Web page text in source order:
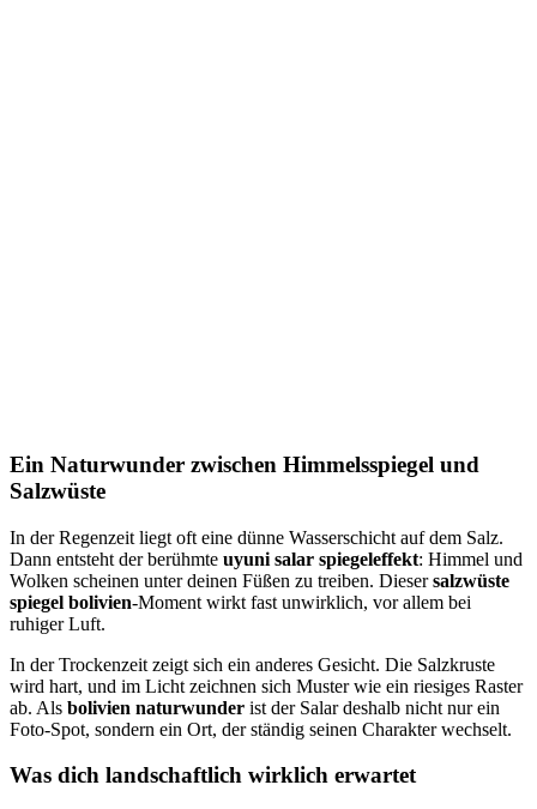
Ein Naturwunder zwischen Himmelsspiegel und
Salzwüste
In der Regenzeit liegt oft eine dünne Wasserschicht auf dem Salz.
Dann entsteht der berühmte uyuni salar spiegeleffekt: Himmel und
Wolken scheinen unter deinen Füßen zu treiben. Diesersalzwüste
spiegel bolivien-Moment wirkt fast unwirklich, vor allem bei
ruhiger Luft.
In der Trockenzeit zeigt sich ein anderes Gesicht. Die Salzkruste
wird hart, und im Licht zeichnen sich Muster wie ein riesiges Raster
ab. Als bolivien naturwunder ist der Salar deshalb nicht nur ein
Foto-Spot, sondern ein Ort, der ständig seinen Charakter wechselt.
Was dich landschaftlich wirklich erwartet